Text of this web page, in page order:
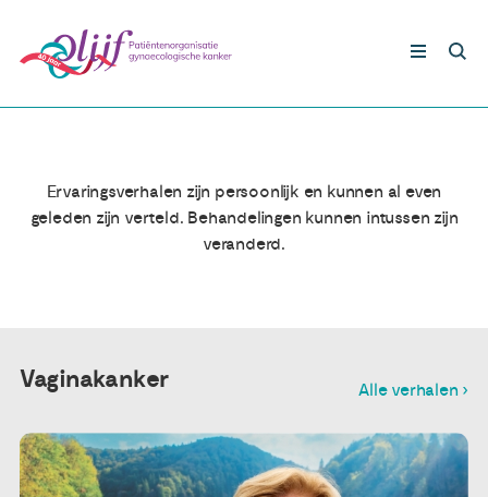
Agenda
Lotgenoten
Ervaringsverhalen vaginakanker
Ervaringsverhalen zijn persoonlijk en kunnen al even
geleden zijn verteld. Behandelingen kunnen intussen zijn
veranderd.
Vaginakanker Alle verhalen ›